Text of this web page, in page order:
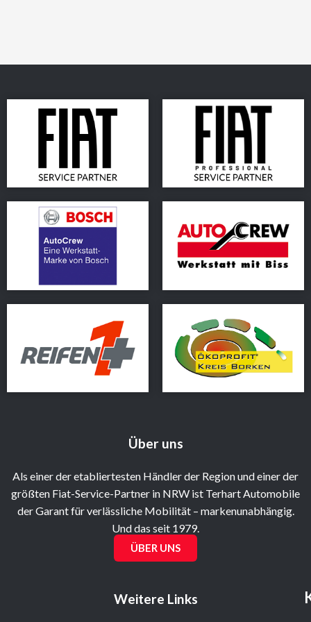
Über uns
Als einer der etabliertesten Händler der Region und einer der
größten Fiat-Service-Partner in NRW ist Terhart Automobile
der Garant für verlässliche Mobilität – markenunabhängig.
Und das seit 1979.
ÜBER UNS
Weitere Links